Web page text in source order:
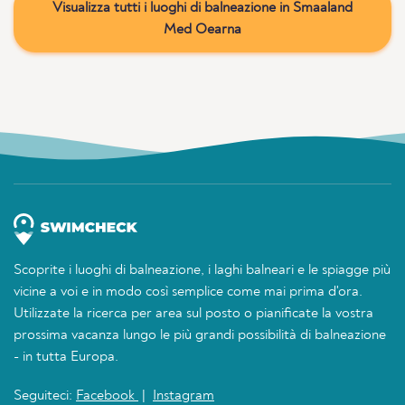
Visualizza tutti i luoghi di balneazione in Smaaland
Med Oearna
Scoprite i luoghi di balneazione, i laghi balneari e le spiagge più
vicine a voi e in modo così semplice come mai prima d'ora.
Utilizzate la ricerca per area sul posto o pianificate la vostra
prossima vacanza lungo le più grandi possibilità di balneazione
- in tutta Europa.
Seguiteci: Facebook Instagram